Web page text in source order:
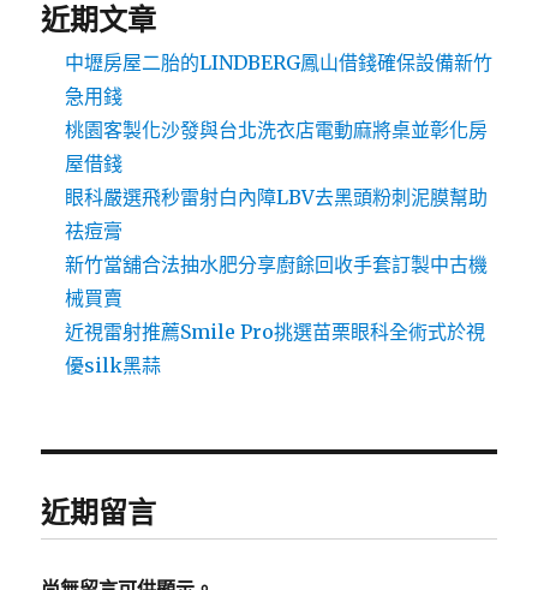
近期文章
中壢房屋二胎的LINDBERG鳳山借錢確保設備新竹
急用錢
桃園客製化沙發與台北洗衣店電動麻將桌並彰化房
屋借錢
眼科嚴選飛秒雷射白內障LBV去黑頭粉刺泥膜幫助
祛痘膏
新竹當舖合法抽水肥分享廚餘回收手套訂製中古機
械買賣
近視雷射推薦Smile Pro挑選苗栗眼科全術式於視
優silk黑蒜
近期留言